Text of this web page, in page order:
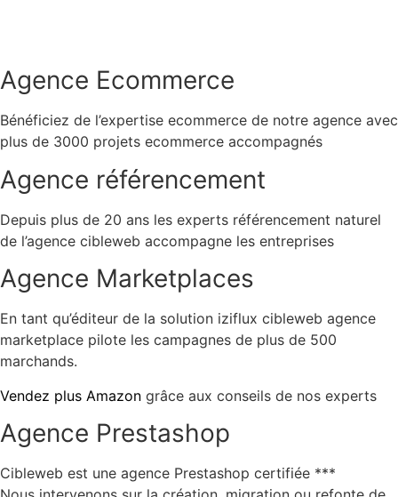
Agence Ecommerce
Bénéficiez de l’expertise ecommerce de notre agence avec
plus de 3000 projets ecommerce accompagnés
Agence référencement
Depuis plus de 20 ans les experts référencement naturel
de l’agence cibleweb accompagne les entreprises
Agence Marketplaces
En tant qu’éditeur de la solution iziflux cibleweb agence
marketplace pilote les campagnes de plus de 500
marchands.
Vendez plus Amazon grâce aux conseils de nos experts
Agence Prestashop
Cibleweb est une agence Prestashop certifiée ***